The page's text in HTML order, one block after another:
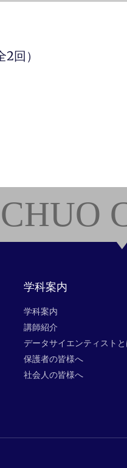
回）
CHUO
学科案内
学科案内
講師紹介
データサイエンティストと
保護者の皆様へ
社会人の皆様へ